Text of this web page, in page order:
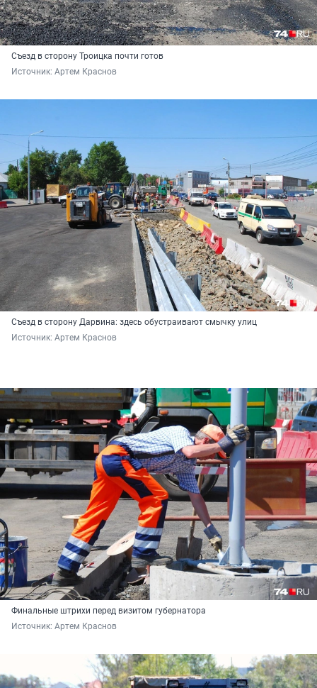
Съезд в сторону Троицка почти готов
Источник: Артем Краснов
Съезд в сторону Дарвина: здесь обустраивают смычку улиц
Источник: Артем Краснов
Финальные штрихи перед визитом губернатора
Источник: Артем Краснов